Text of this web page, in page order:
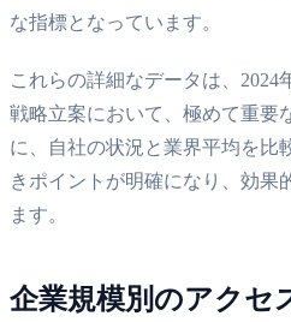
な指標となっています。
これらの詳細なデータは、2024
戦略立案において、極めて重要
に、自社の状況と業界平均を比
きポイントが明確になり、効果
ます。
企業規模別のアクセ